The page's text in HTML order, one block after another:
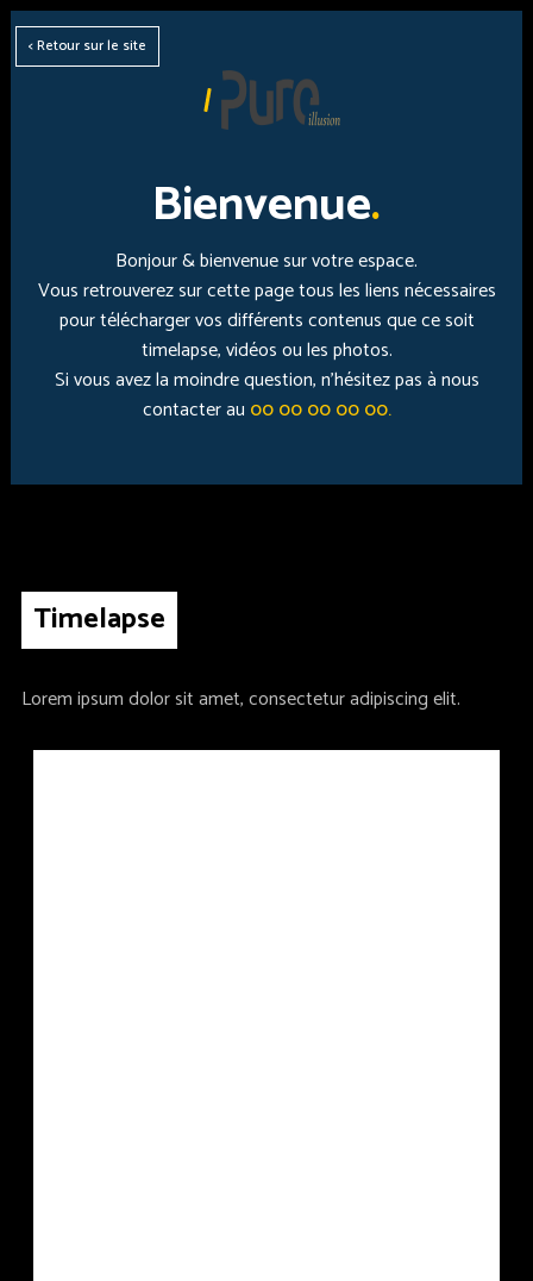
< Retour sur le site
Bienvenue.
Bonjour & bienvenue sur votre espace.
Vous retrouverez sur cette page tous les liens nécessaires
pour télécharger vos différents contenus que ce soit
timelapse, vidéos ou les photos.
Si vous avez la moindre question, n'hésitez pas à nous
contacter au 00 00 00 00 00.
Timelapse
Lorem ipsum dolor sit amet, consectetur adipiscing elit.